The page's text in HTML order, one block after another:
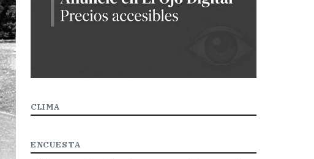
CLIMA
ENCUESTA